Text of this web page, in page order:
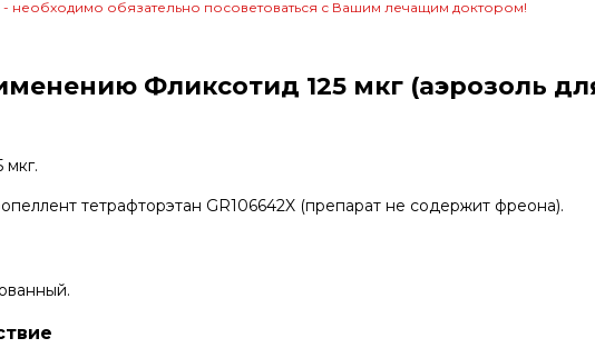
необходимо обязательно посоветоваться с Вашим лечащим доктором!
Фликсотид 125 мкг (аэрозоль
мкг.
тетрафторэтан GR106642X (препарат не содержит фреона).